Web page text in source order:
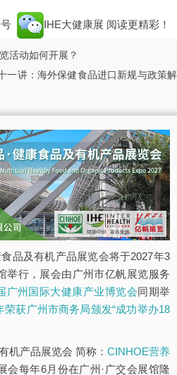
IHE大健康展 阅读更精彩！
活动如何开展？
一讲：海外保健食品进口新规与政策解
品及有机产品展览会将于2027年3
举行，展会由广州市亿帆展览服务
广州国际大健康产业博览会同期举
荣获广州市商务局颁发“成功举办18
机产品展览会 简称： CINHOE营养
会每年6月份在广州·广交会展馆隆